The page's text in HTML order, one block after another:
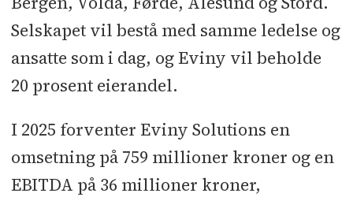
Selskapet vil bestå med samme ledelse og
ansatte som i dag, og Eviny vil beholde
20 prosent eierandel.
I 2025 forventer Eviny Solutions en
omsetning på 759 millioner kroner og en
EBITDA på 36 millioner kroner,